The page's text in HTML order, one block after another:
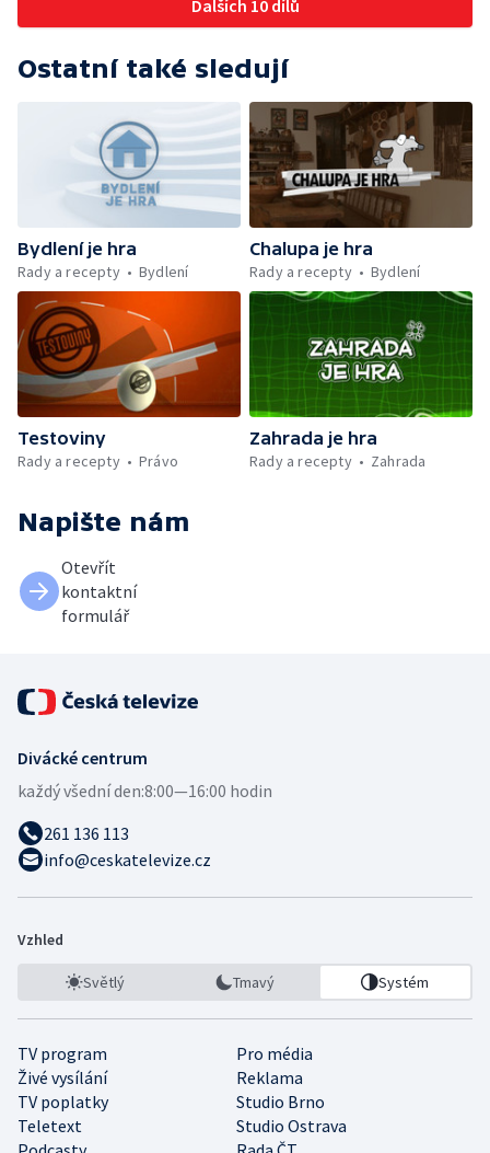
Dalších 10 dílů
Ostatní také sledují
Bydlení je hra
Rady a recepty
Bydlení
Chalupa je hra
Rady a recepty
Bydlení
Testoviny
Rady a recepty
Právo
Zahrada je hra
Rady a recepty
Zahrada
Napište nám
Otevřít
kontaktní
formulář
Divácké centrum
každý všední den:8:00—16:00 hodin
261 136 113
info@ceskatelevize.cz
Vzhled
Světlý Tmavý Systém
TV program
Pro média
Živé vysílání
Reklama
TV poplatky
Studio Brno
Teletext
Studio Ostrava